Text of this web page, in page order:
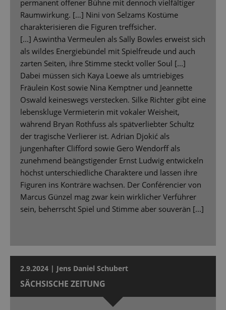
permanent offener Bühne mit dennoch vielfältiger
Raumwirkung. […] Nini von Selzams Kostüme
charakterisieren die Figuren treffsicher.
[...] Aswintha Vermeulen als Sally Bowles erweist sich
als wildes Energiebündel mit Spielfreude und auch
zarten Seiten, ihre Stimme steckt voller Soul [...]
Dabei müssen sich Kaya Loewe als umtriebiges
Fräulein Kost sowie Nina Kemptner und Jeannette
Oswald keineswegs verstecken. Silke Richter gibt eine
lebenskluge Vermieterin mit vokaler Weisheit,
während Bryan Rothfuss als spätverliebter Schultz
der tragische Verlierer ist. Adrian Djokić als
jungenhafter Clifford sowie Gero Wendorff als
zunehmend beängstigender Ernst Ludwig entwickeln
höchst unterschiedliche Charaktere und lassen ihre
Figuren ins Konträre wachsen. Der Conférencier von
Marcus Günzel mag zwar kein wirklicher Verführer
sein, beherrscht Spiel und Stimme aber souverän [...]
2.9.2024 | Jens Daniel Schubert
SÄCHSISCHE ZEITUNG